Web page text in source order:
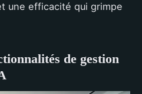
une efficacité qui grimpe
de gestion